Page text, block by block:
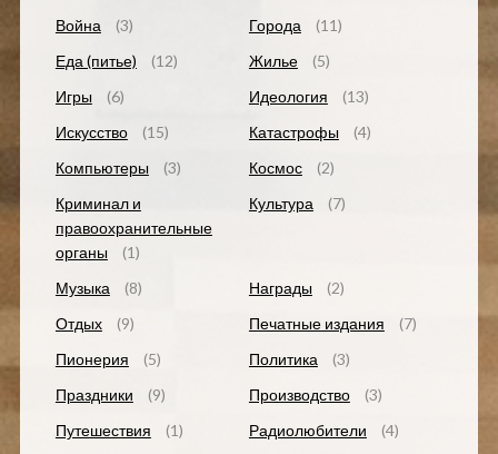
Война (3) Города
(11)
Еда (питье)
(12) Жилье
(5)
Игры
(6) Идеология
(13)
Искусство
(15) Катастрофы
(4)
Компьютеры
(3) Космос
(2)
Криминал и
правоохранительные
органы
(1)
Культура (7)
Музыка (8) Награды
(2)
Отдых
(9) Печатные издания
(7)
Пионерия
(5) Политика
(3)
Праздники
(9) Производство
(3)
Путешествия
(1) Радиолюбители
(4)